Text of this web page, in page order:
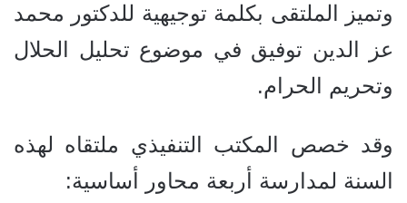
وتميز الملتقى بكلمة توجيهية للدكتور محمد
عز الدين توفيق في موضوع تحليل الحلال
وتحريم الحرام.
وقد خصص المكتب التنفيذي ملتقاه لهذه
السنة لمدارسة أربعة محاور أساسية: